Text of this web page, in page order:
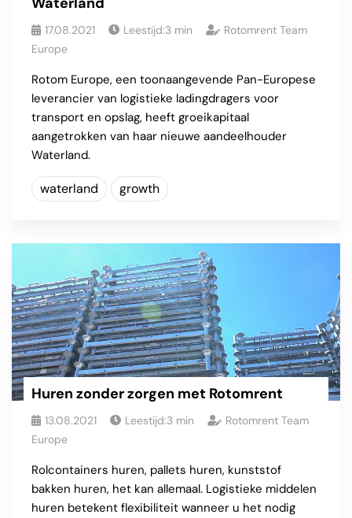
17.08.2021 Leestijd:3 min
Rotomrent Team
Europe
Rotom Europe, een toonaangevende Pan-Europese
leverancier van logistieke ladingdragers voor
transport en opslag, heeft groeikapitaal
aangetrokken van haar nieuwe aandeelhouder
Waterland.
waterland growth
Huren zonder zorgen met Rotomrent
13.08.2021 Leestijd:3 min
Rotomrent Team
Europe
Rolcontainers huren, pallets huren, kunststof
bakken huren, het kan allemaal. Logistieke middelen
huren betekent flexibiliteit wanneer u het nodig